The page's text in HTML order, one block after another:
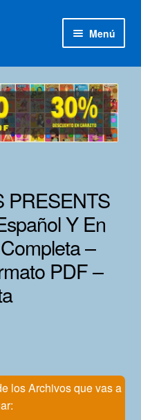
Menú
PRESENTS
Y En
–
PDF –
los Archivos que vas a